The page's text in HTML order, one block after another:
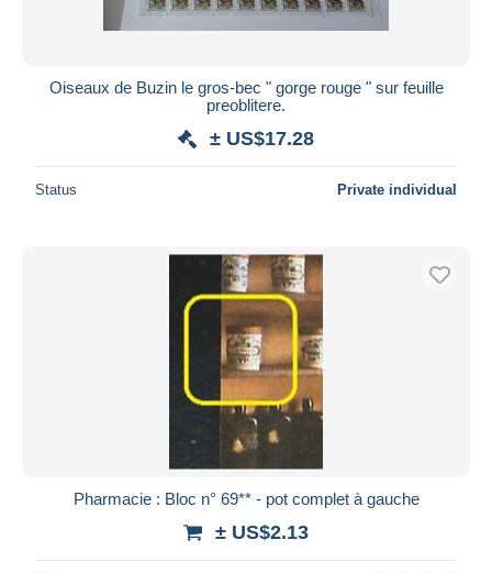
Oiseaux de Buzin le gros-bec " gorge rouge " sur feuille
preoblitere.
± US$17.28
Status Private individual
Pharmacie : Bloc n° 69** - pot complet à gauche
± US$2.13